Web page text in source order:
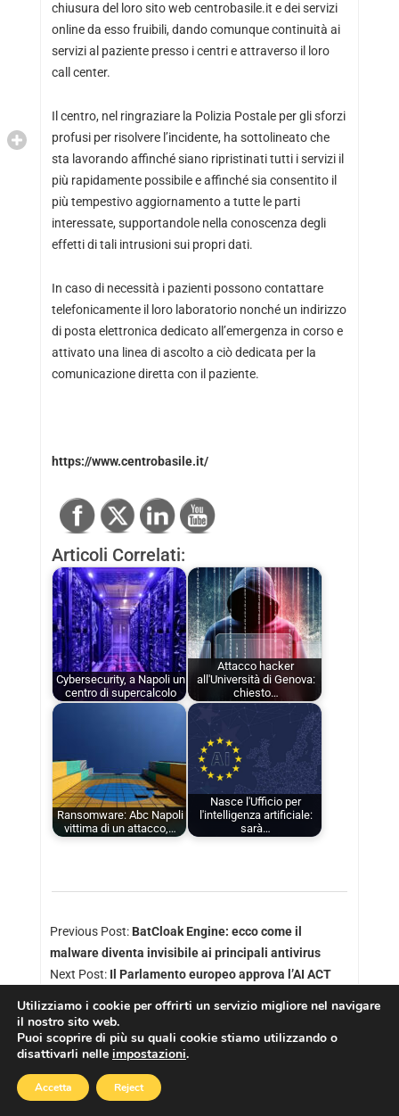
chiusura del loro sito web centrobasile.it e dei servizi
online da esso fruibili, dando comunque continuità ai
servizi al paziente presso i centri e attraverso il loro
call center.
Il centro, nel ringraziare la Polizia Postale per gli sforzi
profusi per risolvere l’incidente, ha sottolineato che
sta lavorando affinché siano ripristinati tutti i servizi il
più rapidamente possibile e affinché sia consentito il
più tempestivo aggiornamento a tutte le parti
interessate, supportandole nella conoscenza degli
effetti di tali intrusioni sui propri dati.
In caso di necessità i pazienti possono contattare
telefonicamente il loro laboratorio nonché un indirizzo
di posta elettronica dedicato all’emergenza in corso e
attivato una linea di ascolto a ciò dedicata per la
comunicazione diretta con il paziente.
https://www.centrobasile.it/
Articoli Correlati:
Cybersecurity, a Napoli un
centro di supercalcolo
Attacco hacker
all'Università di Genova:
chiesto…
Ransomware: Abc Napoli
vittima di un attacco,…
Nasce l'Ufficio per
l'intelligenza artificiale:
sarà…
Previous Post: BatCloak Engine: ecco come il
malware diventa invisibile ai principali antivirus
Next Post: Il Parlamento europeo approva l’AI ACT
Copyright © 2026
Utilizziamo i cookie per offrirti un servizio migliore nel navigare
il nostro sito web.
Puoi scoprire di più su quali cookie stiamo utilizzando o
disattivarli nelle impostazioni.
Accetta Reject